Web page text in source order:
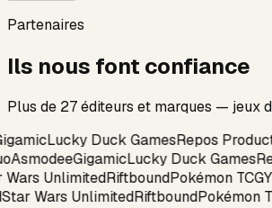
Partenaires
Ils nous font confiance
Plus de 27 éditeurs et marques — jeux
Lucky Duck GamesRepos
AsmodeeGigamicLucky Duck Games
Wars UnlimitedRiftboundPokémon TCG
Star Wars UnlimitedRiftboundPokémon